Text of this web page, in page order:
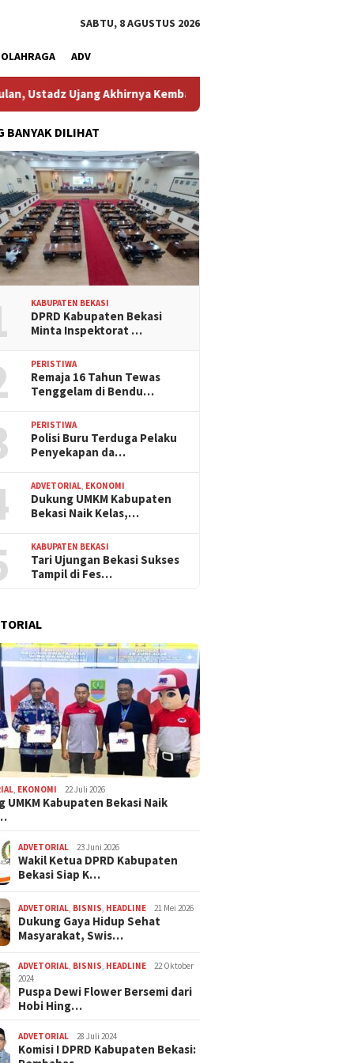
SABTU, 8 AGUSTUS 2026
OLAHRAGA ADV
Kembali Melihat Motor Kesayangannya
Motor
Digondol Maling
Dampingi Istri
19 Juli 2026
Tanpa Pelat Nomor, Motor
Hasil Curian dari Jakarta
Utara Berkeliaran di
Cabangbungin
BANYAK DILIHAT
KABUPATEN BEKASI
DPRD Kabupaten Bekasi
Minta Inspektorat …
PERISTIWA
Remaja 16 Tahun Tewas
Tenggelam di Bendu…
PERISTIWA
Polisi Buru Terduga Pelaku
Penyekapan da…
ADVETORIAL EKONOMI
Dukung UMKM Kabupaten
Bekasi Naik Kelas,…
KABUPATEN BEKASI
Tari Ujungan Bekasi Sukses
Tampil di Fes…
EKONOMI 22 Juli 2026
UMKM Kabupaten Bekasi Naik
ADVETORIAL 23 Juni 2026
Wakil Ketua DPRD Kabupaten
Bekasi Siap K…
ADVETORIAL BISNIS HEADLINE 21 Mei 2026
Dukung Gaya Hidup Sehat
Masyarakat, Swis…
ADVETORIAL BISNIS HEADLINE
22 Oktober
2024
Puspa Dewi Flower Bersemi dari
Hobi Hing…
ADVETORIAL 28 Juli 2024
Komisi I DPRD Kabupaten Bekasi: